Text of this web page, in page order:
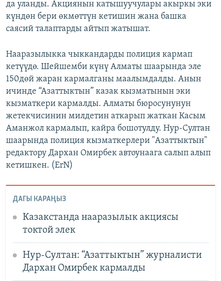
да уланды. Акциянын катышуучулары акыркы эки
күндөн бери өкмөттүн кетишин жана башка
саясий талаптарды айтып жатышат.
Нааразылыкка чыккандарды полиция кармап
кетүүдө. Шейшемби күнү Алматы шаарында эле
150дөй жаран кармалганы маалымдалды. Анын
ичинде “Азаттыктын” казак кызматынын эки
кызматкери кармалды. Алматы бюросунунун
жетекчисинин милдетин аткарып жаткан Касым
Аманжол кармалып, кайра бошотулду. Нур-Султан
шаарында полиция кызматкерлери "Азаттыктын"
редактору Дархан Омирбек автоунаага салып алып
кетишкен. (ErN)
ДАГЫ КАРАҢЫЗ
Казакстанда нааразылык акциясы
токтой элек
Нур-Султан: “Азаттыктын” журналисти
Дархан Омирбек кармалды